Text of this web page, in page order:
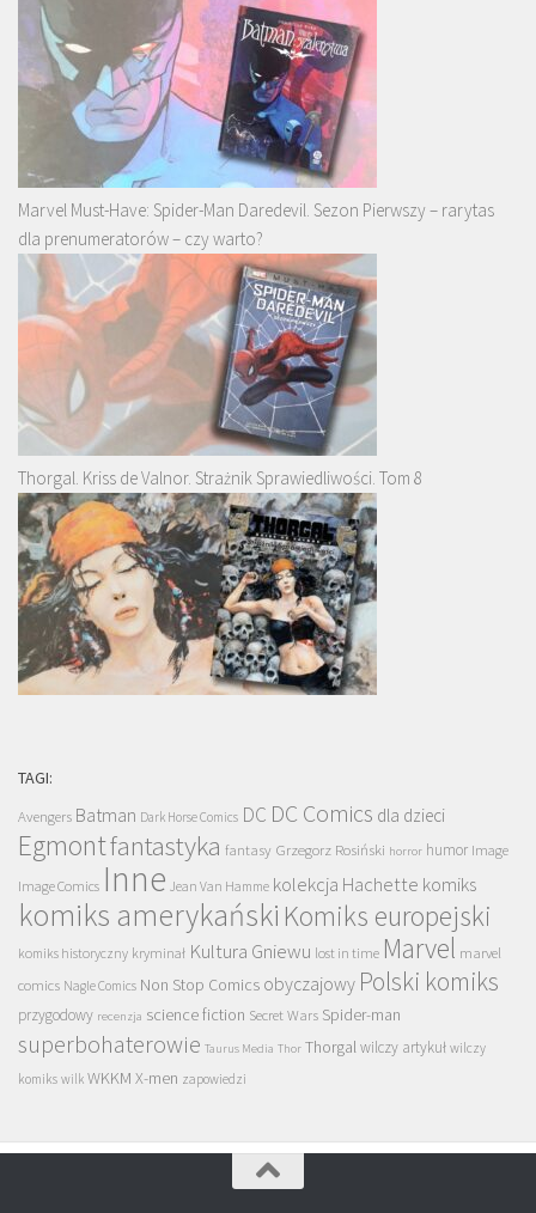
Marvel Must-Have: Spider-Man Daredevil. Sezon Pierwszy – rarytas
dla prenumeratorów – czy warto?
Thorgal. Kriss de Valnor. Strażnik Sprawiedliwości. Tom 8
TAGI:
Avengers Batman Dark Horse Comics DC DC Comics dla dzieci
Egmontfantastyka fantasy Grzegorz Rosiński horror humor Image
Image Comics Inne Jean Van Hamme kolekcja Hachette komiks
komiks amerykański Komiks europejski
komiks historyczny kryminał Kultura Gniewu lost in time Marvel marvel
comics Nagle Comics Non Stop Comics obyczajowy Polski komiks
przygodowy recenzja science fiction Secret Wars Spider-man
superbohaterowie Taurus Media Thor Thorgalwilczy artykuł wilczy
komiks wilk WKKM X-men zapowiedzi